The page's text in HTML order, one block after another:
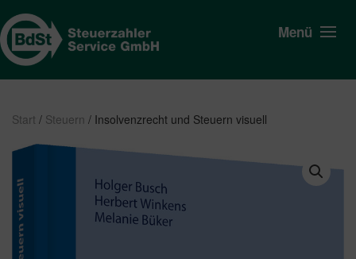
Menü
Start / Steuern / Insolvenzrecht und Steuern visuell